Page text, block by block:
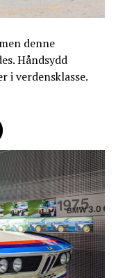
denne
Håndsydd
i verdensklasse.